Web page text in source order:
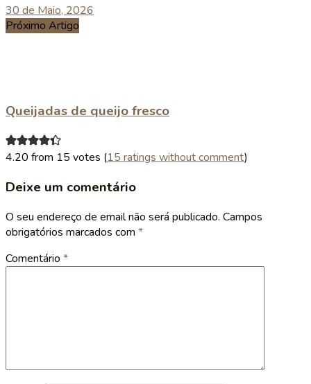
30 de Maio, 2026
Próximo Artigo
Queijadas de queijo fresco
4.20 from 15 votes (15 ratings without comment)
Deixe um comentário
O seu endereço de email não será publicado. Campos
obrigatórios marcados com *
Comentário *